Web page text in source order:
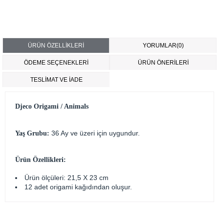
ÜRÜN ÖZELLIKLERI YORUMLAR(0)
ÖDEME SEÇENEKLERI ÜRÜN ÖNERILERI
TESLİMAT VE İADE
Djeco Origami / Animals
Yaş Grubu: 36 Ay ve üzeri için uygundur.
Ürün Özellikleri:
Ürün ölçüleri: 21,5 X 23 cm
12 adet origami kağıdından oluşur.